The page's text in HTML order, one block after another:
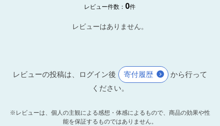
レビュー件数：0件
レビューはありません。
レビューの投稿は、ログイン後 寄付履歴
から行って
ください。
※レビューは、個人の主観による感想・体感によるもので、商品の効果や性
能を保証するものではありません。